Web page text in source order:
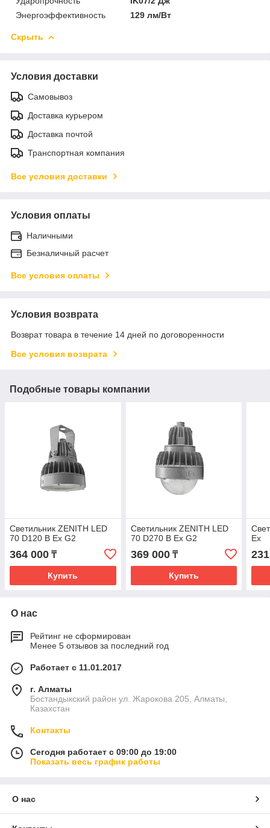
Энергоэффективность
129 лм/Вт
Скрыть
Условия доставки
Самовывоз
Доставка курьером
Доставка почтой
Транспортная компания
Все условия доставки
Условия оплаты
Наличными
Безналичный расчет
Все условия оплаты
Условия возврата
Возврат товара в течение 14 дней по договоренности
Все условия возврата
Подобные товары компании
Светильник ZENITH LED
70 D120 B Ex G2
364 000 ₸
Купить
Светильник ZENITH LED
70 D270 B Ex G2
369 000₸
Купить
Ex
О нас
Рейтинг не сформирован
Менее 5 отзывов за последний год
Работает с 11.01.2017
г. Алматы
Бостандыкский район ул. Жарокова 205, Алматы,
Казахстан
Контакты
Сегодня работает с 09:00 до 19:00
Показать весь график работы
О нас